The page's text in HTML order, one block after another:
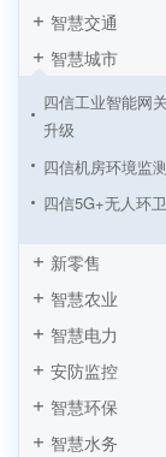
智慧交通
智慧城市
四信工业智能网
升级
四信机房环境监
四信5G+无人环
四信传感云智慧
四信传感云 | 办
四信机房环境监
四信智能充电桩
智慧旅游之IPC
新零售
智慧农业
智慧电力
安防监控
智慧环保
智慧水务